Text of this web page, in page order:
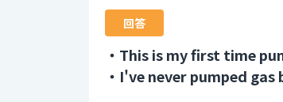
回答
・This is my first time
・I've never pumped gas